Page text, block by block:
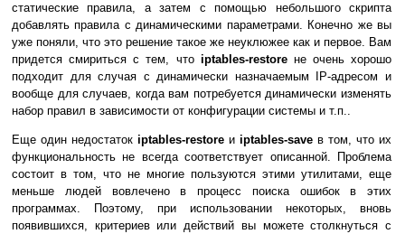
статические правила, а затем с помощью небольшого скрипта
добавлять правила с динамическими параметрами. Конечно же вы
уже поняли, что это решение такое же неуклюжее как и первое. Вам
придется смириться с тем, что iptables-restoreне очень хорошо
подходит для случая с динамически назначаемым IP-адресом и
вообще для случаев, когда вам потребуется динамически изменять
набор правил в зависимости от конфигурации системы и т.п..
Еще один недостаток iptables-restore и iptables-save в том, что их
функциональность не всегда соответствует описанной. Проблема
состоит в том, что не многие пользуются этими утилитами, еще
меньше людей вовлечено в процесс поиска ошибок в этих
программах. Поэтому, при использовании некоторых, вновь
появившихся, критериев или действий вы можете столкнуться с